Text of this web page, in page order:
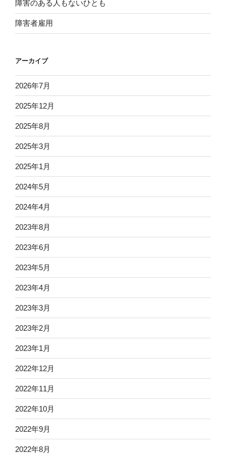
障害のある人もないひとも
障害者雇用
アーカイブ
2026年7月
2025年12月
2025年8月
2025年3月
2025年1月
2024年5月
2024年4月
2023年8月
2023年6月
2023年5月
2023年4月
2023年3月
2023年2月
2023年1月
2022年12月
2022年11月
2022年10月
2022年9月
2022年8月